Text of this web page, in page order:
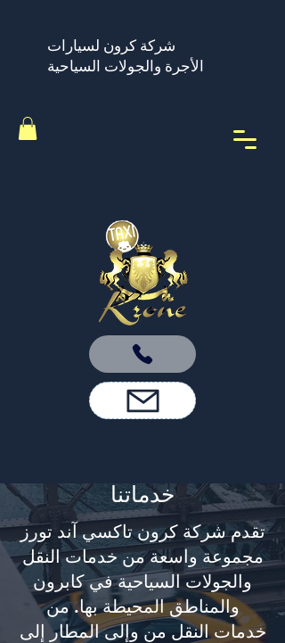
شركة كرون لسيارات
الأجرة والجولات السياحية
خدماتنا
تقدم شركة كرون تاكسي آند تورز
مجموعة واسعة من خدمات النقل
والجولات السياحية في كابرون
والمناطق المحيطة بها. من
خدمات النقل من وإلى المطار إلى